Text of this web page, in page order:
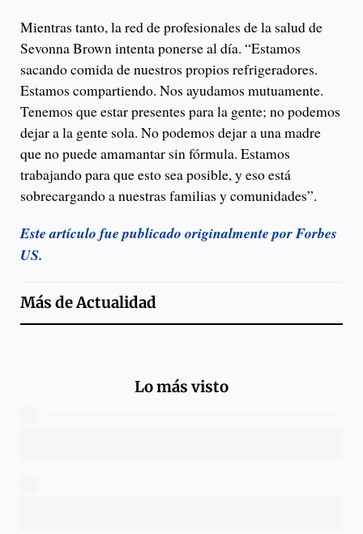
Mientras tanto, la red de profesionales de la salud de
Sevonna Brown intenta ponerse al día. “Estamos
sacando comida de nuestros propios refrigeradores.
Estamos compartiendo. Nos ayudamos mutuamente.
Tenemos que estar presentes para la gente; no podemos
dejar a la gente sola. No podemos dejar a una madre
que no puede amamantar sin fórmula. Estamos
trabajando para que esto sea posible, y eso está
sobrecargando a nuestras familias y comunidades”.
Este artículo fue publicado originalmente por Forbes
US.
Más deActualidad
Lo más visto